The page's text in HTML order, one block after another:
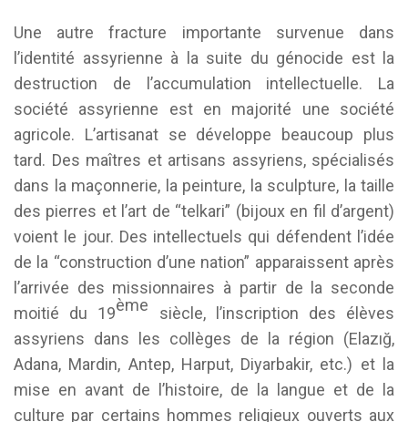
Une autre fracture importante survenue dans
l’identité assyrienne à la suite du génocide est la
destruction de l’accumulation intellectuelle. La
société assyrienne est en majorité une société
agricole. L’artisanat se développe beaucoup plus
tard. Des maîtres et artisans assyriens, spécialisés
dans la maçonnerie, la peinture, la sculpture, la taille
des pierres et l’art de “telkari” (bijoux en fil d’argent)
voient le jour. Des intellectuels qui défendent l’idée
de la “construction d’une nation” apparaissent après
l’arrivée des missionnaires à partir de la seconde
moitié du 19ème siècle, l’inscription des élèves
assyriens dans les collèges de la région (Elazığ,
Adana, Mardin, Antep, Harput, Diyarbakir, etc.) et la
mise en avant de l’histoire, de la langue et de la
culture par certains hommes religieux ouverts aux